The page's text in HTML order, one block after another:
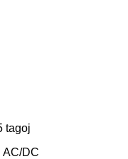
tagoj
AC/DC